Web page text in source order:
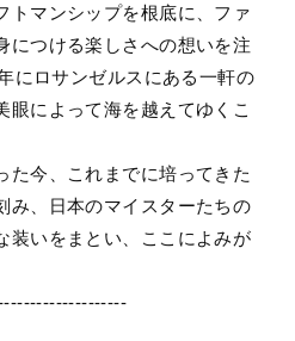
トマンシップを根底に、ファ
につける楽しさへの想いを注
にロサンゼルスにある一軒の
眼によって海を越えてゆくこ
た今、これまでに培ってきた
み、日本のマイスターたちの
装いをまとい、ここによみが